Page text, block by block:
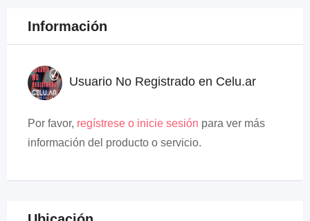
Información
Usuario No Registrado en Celu.ar
Por favor, regístrese o inicie sesión para ver más
información del producto o servicio.